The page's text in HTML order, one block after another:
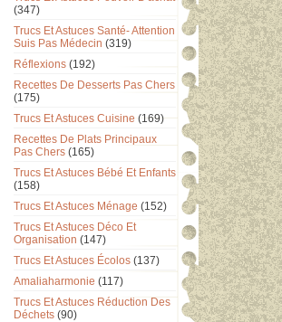
(347)
Trucs Et Astuces Santé- Attention
Suis Pas Médecin (319)
Réflexions (192)
Recettes De Desserts Pas Chers
(175)
Trucs Et Astuces Cuisine (169)
Recettes De Plats Principaux
Pas Chers (165)
Trucs Et Astuces Bébé Et Enfants
(158)
Trucs Et Astuces Ménage (152)
Trucs Et Astuces Déco Et
Organisation (147)
Trucs Et Astuces Écolos (137)
Amaliaharmonie (117)
Trucs Et Astuces Réduction Des
Déchets (90)